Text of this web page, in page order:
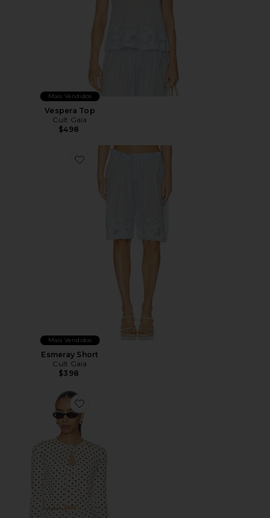
Mais Vendidos
Vespera Top
Cult Gaia
$498
Favorite Esmeray Short
Mais Vendidos
Esmeray Short
Cult Gaia
$398
Favorite CONJUNTO CARDIGAN IRIS